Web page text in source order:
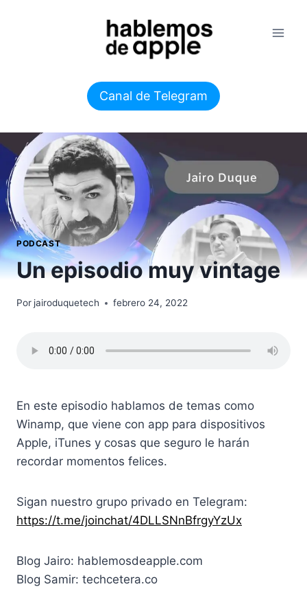
Canal de Telegram
PODCAST
Un episodio muy vintage
Por jairoduquetech febrero 24, 2022
En este episodio hablamos de temas como
Winamp, que viene con app para dispositivos
Apple, iTunes y cosas que seguro le harán
recordar momentos felices.
Sigan nuestro grupo privado en Telegram:
https://t.me/joinchat/4DLLSNnBfrgyYzUx
Blog Jairo: hablemosdeapple.com
Blog Samir: techcetera.co